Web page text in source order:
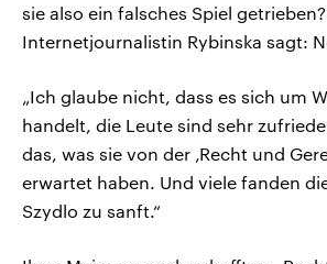
sie also ein falsches Spiel
Internetjournalistin Rybinska sagt:
„Ich glaube nicht, dass es sich um
handelt, die Leute sind sehr
das, was sie von der ‚Recht und
erwartet haben. Und viele fanden
Szydlo zu sanft.“